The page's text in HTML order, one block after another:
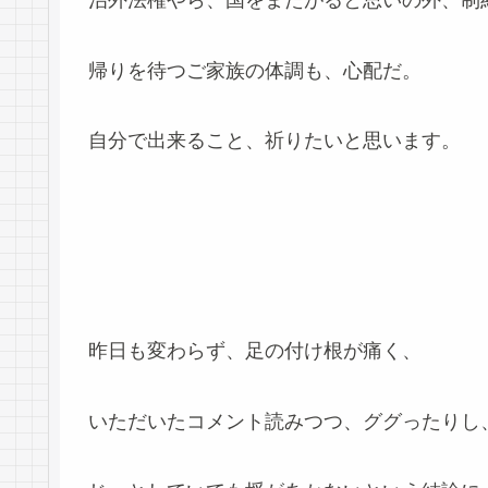
帰りを待つご家族の体調も、心配だ。
自分で出来ること、祈りたいと思います。
昨日も変わらず、足の付け根が痛く、
いただいたコメント読みつつ、ググったりし、